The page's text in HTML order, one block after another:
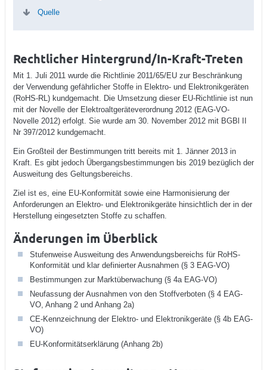
Quelle
Rechtlicher Hintergrund/In-Kraft-Treten
Mit 1. Juli 2011 wurde die Richtlinie 2011/65/EU zur Beschränkung
der Verwendung gefährlicher Stoffe in Elektro- und Elektronikgeräten
(RoHS-RL) kundgemacht. Die Umsetzung dieser EU-Richtlinie ist nun
mit der Novelle der Elektroaltgeräteverordnung 2012 (EAG-VO-
Novelle 2012) erfolgt. Sie wurde am 30. November 2012 mit BGBl II
Nr 397/2012 kundgemacht.
Ein Großteil der Bestimmungen tritt bereits mit 1. Jänner 2013 in
Kraft. Es gibt jedoch Übergangsbestimmungen bis 2019 bezüglich der
Ausweitung des Geltungsbereichs.
Ziel ist es, eine EU-Konformität sowie eine Harmonisierung der
Anforderungen an Elektro- und Elektronikgeräte hinsichtlich der in der
Herstellung eingesetzten Stoffe zu schaffen.
Änderungen im Überblick
Stufenweise Ausweitung des Anwendungsbereichs für RoHS-
Konformität und klar definierter Ausnahmen (§ 3 EAG-VO)
Bestimmungen zur Marktüberwachung (§ 4a EAG-VO)
Neufassung der Ausnahmen von den Stoffverboten (§ 4 EAG-
VO, Anhang 2 und Anhang 2a)
CE-Kennzeichnung der Elektro- und Elektronikgeräte (§ 4b EAG-
VO)
EU-Konformitätserklärung (Anhang 2b)